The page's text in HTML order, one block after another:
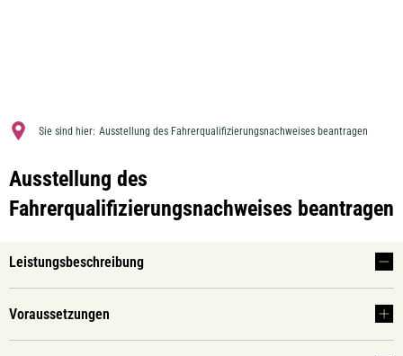
Sie sind hier: Ausstellung des Fahrerqualifizierungsnachweises beantragen
Ausstellung des
Fahrerqualifizierungsnachweises beantragen
Leistungsbeschreibung
Voraussetzungen